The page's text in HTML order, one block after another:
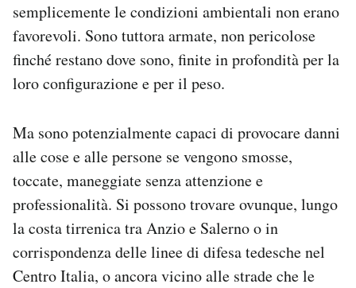
semplicemente le condizioni ambientali non erano
favorevoli. Sono tuttora armate, non pericolose
finché restano dove sono, finite in profondità per la
loro configurazione e per il peso.
Ma sono potenzialmente capaci di provocare danni
alle cose e alle persone se vengono smosse,
toccate, maneggiate senza attenzione e
professionalità. Si possono trovare ovunque, lungo
la costa tirrenica tra Anzio e Salerno o in
corrispondenza delle linee di difesa tedesche nel
Centro Italia, o ancora vicino alle strade che le